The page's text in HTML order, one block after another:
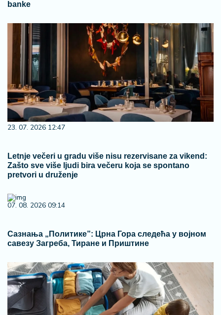
banke
23. 07. 2026 12:47
Letnje večeri u gradu više nisu rezervisane za vikend:
Zašto sve više ljudi bira večeru koja se spontano
pretvori u druženje
07. 08. 2026 09:14
Сазнања „Политике”: Црна Гора следећа у војном
савезу Загреба, Тиране и Приштине